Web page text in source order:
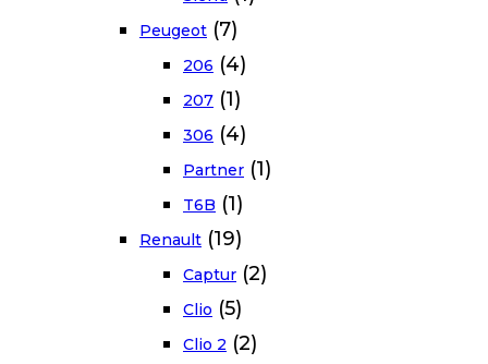
Peugeot (7)
206 (4)
207 (1)
306 (4)
Partner (1)
T6B (1)
Renault (19)
Captur (2)
Clio (5)
Clio 2 (2)